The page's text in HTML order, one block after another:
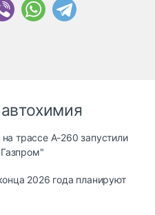
трассе А-260 запустили
2026 года планируют